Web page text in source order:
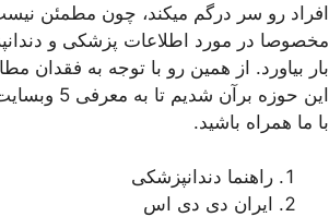
افراد رو سر درگم میکند، چون مطمئن
مخصوصا در مورد اطلاعات پزشکی و
بار بیاورد. از همین رو با توجه به
این حوزه
با ما همراه باشید.
راهنما دندانپزشکی
ایران دی دی اس